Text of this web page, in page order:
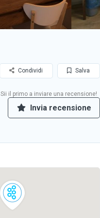
Salva
Condividi
Sii il primo a inviare una recensione!
Invia recensione